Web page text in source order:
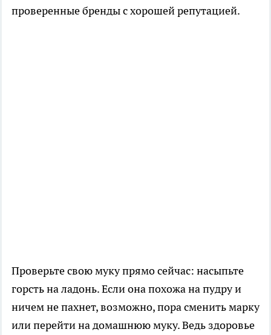
проверенные бренды с хорошей репутацией.
Проверьте свою муку прямо сейчас: насыпьте
горсть на ладонь. Если она похожа на пудру и
ничем не пахнет, возможно, пора сменить марку
или перейти на домашнюю муку. Ведь здоровье